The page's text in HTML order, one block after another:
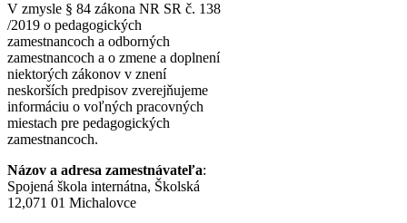
V zmysle § 84 zákona NR SR č. 138
/2019 o pedagogických
zamestnancoch a odborných
zamestnancoch a o zmene a doplnení
niektorých zákonov v znení
neskorších predpisov zverejňujeme
informáciu o voľných pracovných
miestach pre pedagogických
zamestnancoch.
Názov a adresa zamestnávateľa:
Spojená škola internátna, Školská
12,071 01 Michalovce